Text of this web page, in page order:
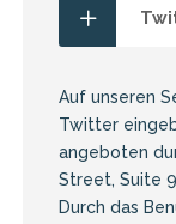
Auf unseren
Twitter
angeboten
Street, Suite
Durch das